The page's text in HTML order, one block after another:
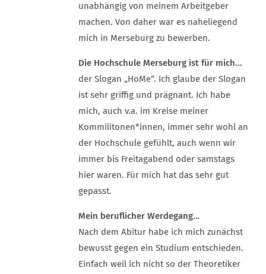
unabhängig von meinem Arbeitgeber
machen. Von daher war es naheliegend
mich in Merseburg zu bewerben.
Die Hochschule Merseburg ist für mich...
der Slogan „HoMe“. Ich glaube der Slogan
ist sehr griffig und prägnant. Ich habe
mich, auch v.a. im Kreise meiner
Kommilitonen*innen, immer sehr wohl an
der Hochschule gefühlt, auch wenn wir
immer bis Freitagabend oder samstags
hier waren. Für mich hat das sehr gut
gepasst.
Mein beruflicher Werdegang…
Nach dem Abitur habe ich mich zunächst
bewusst gegen ein Studium entschieden.
Einfach weil ich nicht so der Theoretiker